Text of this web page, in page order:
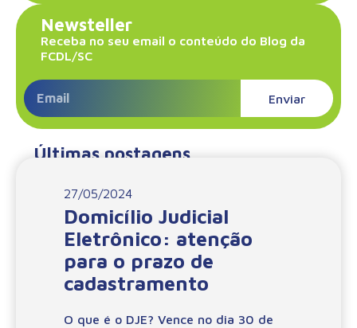
Newsteller
Receba no seu email o conteúdo do Blog da
FCDL/SC
Enviar
Últimas postagens
27/05/2024
Domicílio Judicial
Eletrônico: atenção
para o prazo de
cadastramento
O que é o DJE? Vence no dia 30 de